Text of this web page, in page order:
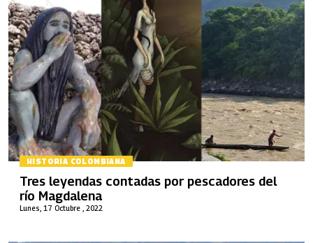
HISTORIA COLOMBIANA
Lunes, 17 Octubre , 2022
Tres leyendas contadas por pescadores del
río Magdalena